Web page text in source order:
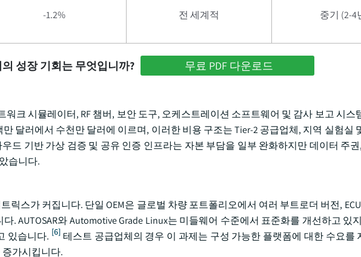
-1.2% 전 세계적 중기 (2-4
성장 기회는 무엇입니까? 무료 PDF 다운로드
워크 시뮬레이터, RF 챔버, 보안 도구, 오케스트레이션 소프트웨어 및 감사 보고 시스
달러에서 수천만 달러에 이르며, 이러한 비용 구조는 Tier-2 공급업체, 지역 실험실
드 기반 가상 검증 및 공유 인증 인프라는 자본 부담을 일부 완화하지만 데이터 주
습니다.
릭스가 커집니다. 단일 OEM은 글로벌 차량 포트폴리오에서 여러 부트로더 버전,
. AUTOSAR와 Automotive Grade Linux는 미들웨어 수준에서 표준화를 개선하고 있
있습니다. [6] 테스트 공급업체의 경우 이 과제는 구성 가능한 플랫폼에 대한 수요를
가시킵니다.